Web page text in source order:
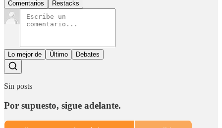
Comentarios Restacks
Lo mejor de Último Debates
Sin posts
Por supuesto, sigue adelante.